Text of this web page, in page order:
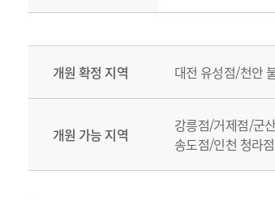
개원 확정 지역 대전 유성점/천안
개원 가능 지역
강릉점/거제점/군
송도점/인천 청라